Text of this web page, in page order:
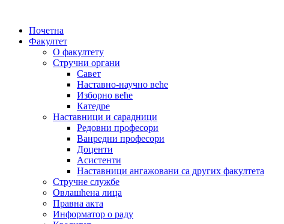
Почетна
Факултет
О факултету
Стручни органи
Савет
Наставно-научно веће
Изборно веће
Катедре
Наставници и сарадници
Редовни професори
Ванредни професори
Доценти
Асистенти
Наставници ангажовани са других факултета
Стручне службе
Овлашћена лица
Правна акта
Информатор о раду